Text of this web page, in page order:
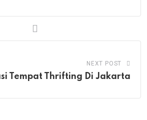
NEXT POST
Tempat Thrifting Di Jakarta